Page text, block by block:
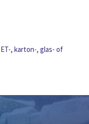
, karton-, glas- of